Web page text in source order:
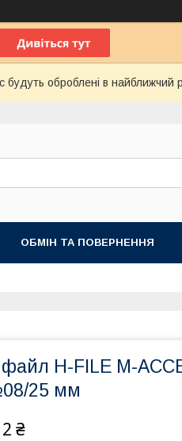
будуть оброблені в найближчий
ОБМІН ТА ПОВЕРНЕННЯ
H-FILE M-
25 мм
₴